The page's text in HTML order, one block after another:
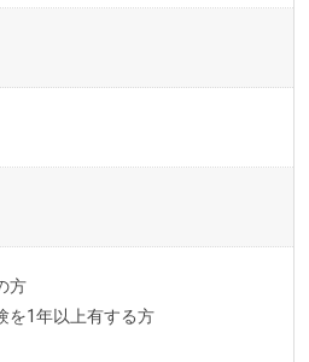
方
を1年以上有する方